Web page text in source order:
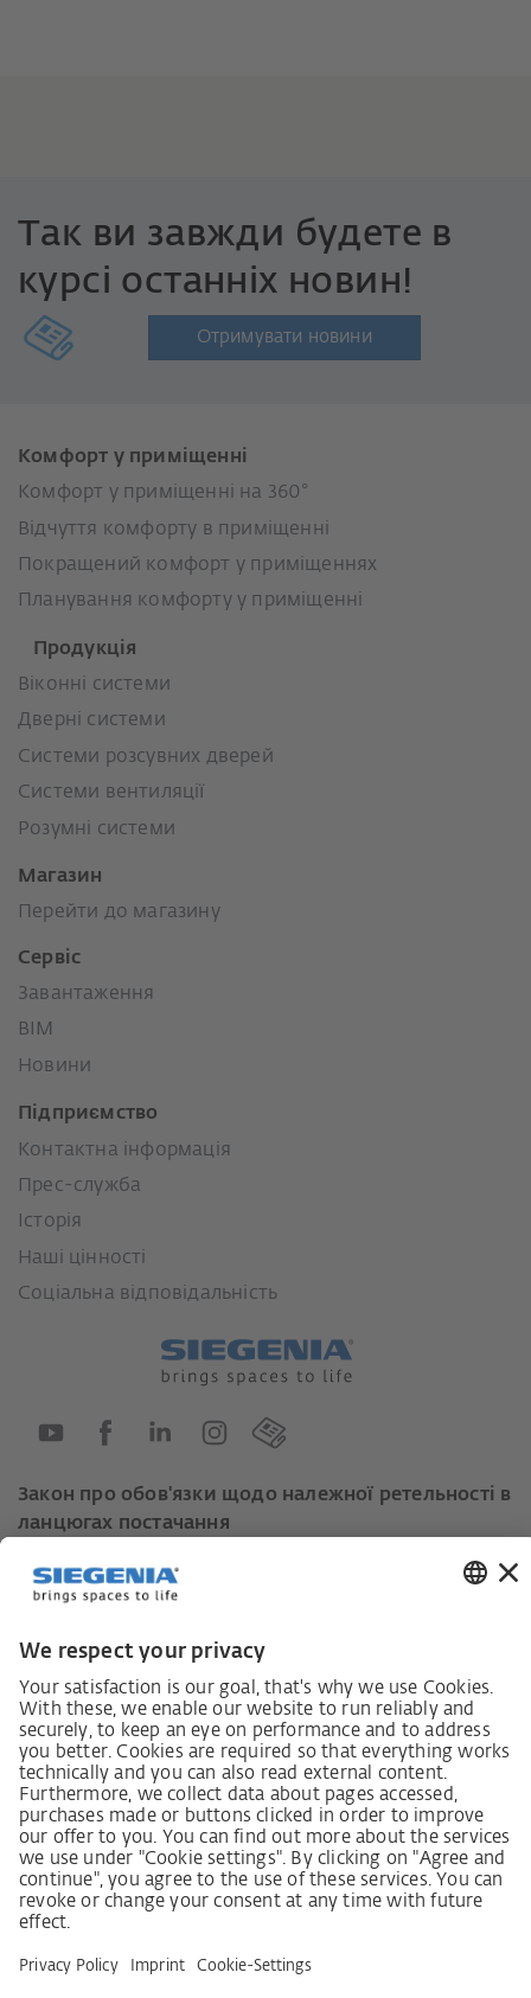
Так ви завжди будете в
курсі останніх новин!
Отримувати новини
Комфорт у приміщенні
Комфорт у приміщенні на 360°
Відчуття комфорту в приміщенні
Покращений комфорт у приміщеннях
Планування комфорту у приміщенні
Продукція
Віконні системи
Дверні системи
Системи розсувних дверей
Системи вентиляції
Розумні системи
Магазин
Перейти до магазину
Сервіс
Завантаження
BIM
Новини
Підприємство
Контактна інформація
Прес-служба
Історія
Наші цінності
Соціальна відповідальність
Закон про обов'язки щодо належної ретельності в
ланцюгах постачання
Інформаційний лист для постачальників щодо
постачання (LkSG)
Декларація про принципи стратегії у сфері прав
людини
Процедура подання та розгляду скарг відповідно
до Закону про належну обачність у ланцюгах
постачання
Довідкові дані AGB
Політика конфіденційності